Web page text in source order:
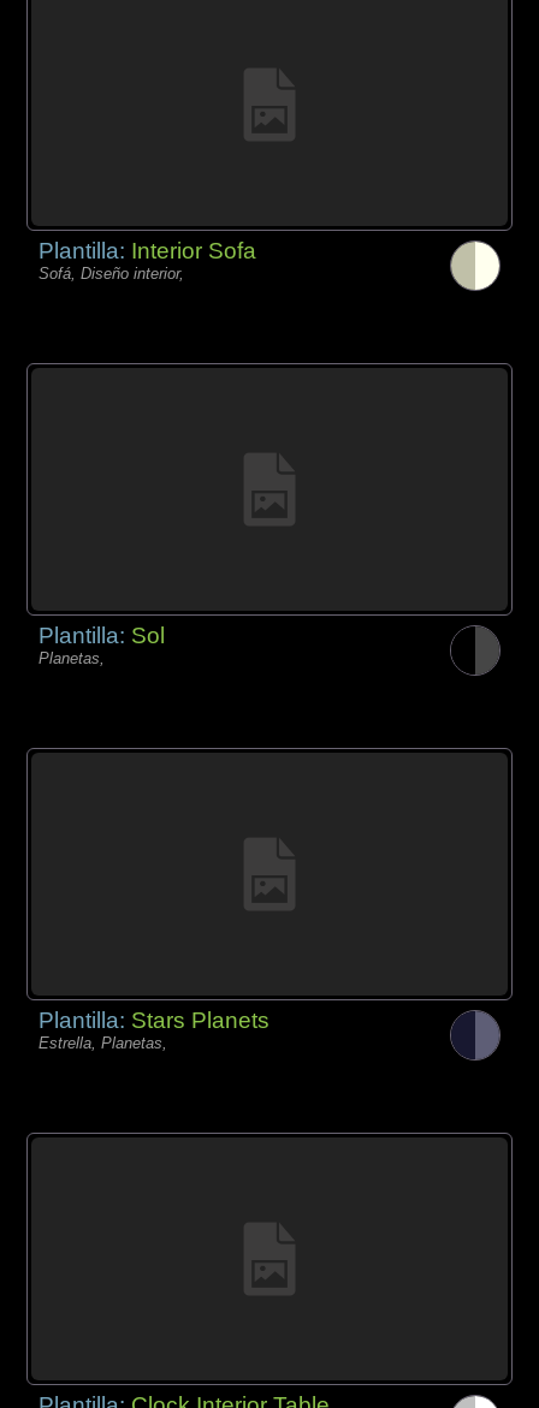
Plantilla: Interior Sofa
Sofá, Diseño interior,
Plantilla: Sol
Planetas,
Plantilla: Stars Planets
Estrella, Planetas,